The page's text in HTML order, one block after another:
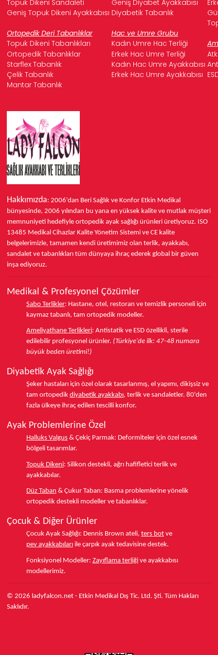
Topuk Dikeni Sandaleti
Geniş Diyabet Ayakkabısı
Geniş Topuk Dikeni Ayakkabısı Diyabetik Tabanlık
Ortopedik Deri Tabanlıklar
Hac ve Umre Grubu
Topuk Dikeni Tabanlıkları
Kadın Umre Hac Terliği
Ortopedik Tabanlıklar
Erkek Hac Umre Terliği
Starflex Tabanlık
Kadın Hac Umre Ayakkabısı
Çelik Tabanlık
Erkek Hac Umre Ayakkabısı
Mantar Tabanlık
Hakkımızda: 2006'dan Beri Sağlık ve Konfor Etkin Medikal
bünyesinde, 2006 yılından bu yana en yüksek kalite ve mutlak müşteri
memnuniyeti hedefiyle ortopedik ayak sağlığı ürünleri üretiyoruz. ISO
13485 Medikal Cihazlar Kalite Yönetim Sistemi ve CE kalite
belgelerimizle, tamamen kendi üretimimiz olan terlik, ayakkabı,
sandalet ve tabanlıkları tüm dünyaya ihraç ederek global bir güven
inşa ediyoruz.
Medikal & Profesyonel Çözümler
Sabo Terlikler: Hastane, otel, restoran ve temizlik personeli için
kaymaz tabanlı, tam ortopedik modeller.
Ameliyathane Terlikleri: Antistatik ve ESD özellikli, sterile
edilebilir profesyonel ürünler. (Türkiye'de ilk: 47-48 numara
büyük beden üretimi!)
Diyabetik Ayak Sağlığı
Şeker hastaları için özel olarak tasarlanmış, el yapımı, dikişsiz ve
tam ortopedik diyabetik ayakkabı, terlik ve sandaletler. 80'den
fazla ülkeye ihraç edilen tescilli konfor.
Ayak Problemlerine Özel
Halluks Valgus & Çekiç Parmak: Deformiteler için özel esnek
bölgeli tasarımlar.
Topuk Dikeni: Silikon destekli, ağrı hafifletici terlik ve
ayakkabılar.
Düz Taban & Çukur Taban: Basma problemlerine yönelik
ortopedik destekli modeller ve tabanlıklar.
Çocuk & Diğer Ürünler
Çocuk Ayak Sağlığı: Dennis Brown ateli, ters bot ve
pev ayakkabıları ile çarpık ayak tedavisine destek.
Fonksiyonel Modeller: Zayıflama terliği ve ayakkabısı
modellerimiz.
© 2026 ladyfalcon.net - Etkin Medikal Dış Tic. Ltd. Şti. Tüm Hakları
Saklıdır.